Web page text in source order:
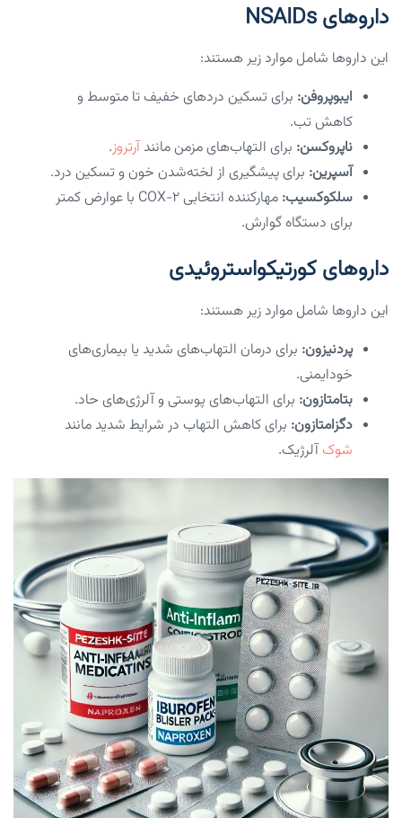
داروهای NSAIDs
این داروها شامل موارد زیر هستند:
ایبوپروفن: برای تسکین دردهای خفیف تا متوسط و
کاهش تب.
ناپروکسن: برای التهاب‌های مزمن مانندآرتروز.
آسپرین: برای پیشگیری از لخته‌شدن خون و تسکین درد.
سلکوکسیب:
مهارکننده انتخابی COX-۲ با عوارض کمتر
برای دستگاه گوارش.
داروهای کورتیکواستروئیدی
این داروها شامل موارد زیر هستند:
پردنیزون: برای درمان التهاب‌های شدید یا بیماری‌های
خودایمنی.
بتامتازون: برای التهاب‌های پوستی و آلرژی‌های حاد.
دگزامتازون: برای کاهش التهاب در شرایط شدید مانند
شوکآلرژیک.